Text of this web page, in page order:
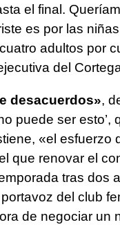
el final.
es por las
adultos por
del
desacuerdos»,
puede ser
«el esfuerzo
que renovar el
tras dos
del club
de negociar un